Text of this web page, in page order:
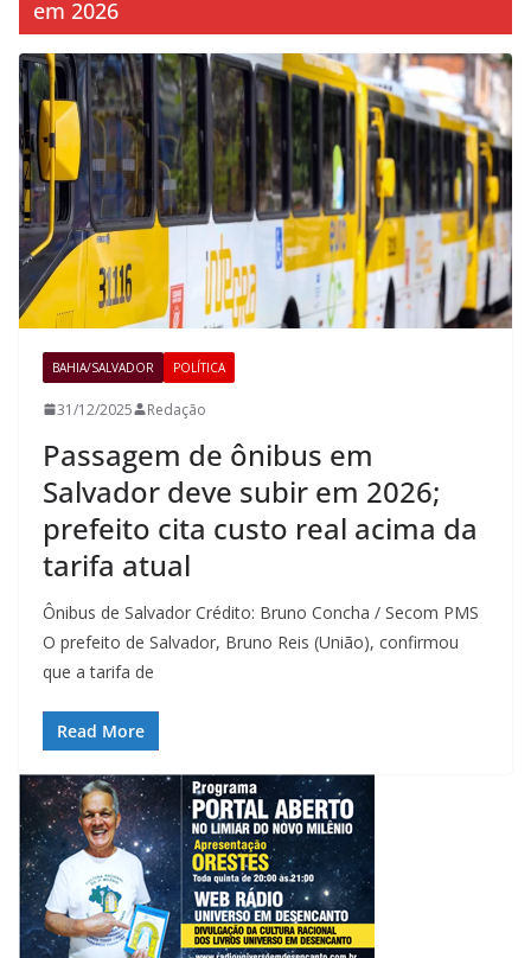
em 2026
BAHIA/SALVADOR POLÍTICA
31/12/2025 Redação
Passagem de ônibus em
Salvador deve subir em 2026;
prefeito cita custo real acima da
tarifa atual
Ônibus de Salvador Crédito: Bruno Concha / Secom PMS
O prefeito de Salvador, Bruno Reis (União), confirmou
que a tarifa de
Read More